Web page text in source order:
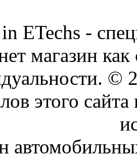
ETechs -
магазин
©
этого